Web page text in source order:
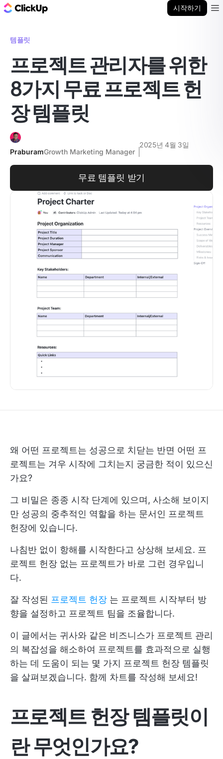
시작하기
템플릿
프로젝트 관리자를 위한
8가지 무료 프로젝트 헌
장 템플릿
PraburamGrowth Marketing Manager
2025년 4월 3일
무료 템플릿 받기
왜 어떤 프로젝트는 성공으로 치닫는 반면 어떤 프
로젝트는 겨우 시작에 그치는지 궁금한 적이 있으신
가요?
그 비밀은 종종 시작 단계에 있으며, 사소해 보이지
만 성공의 중추적인 역할을 하는 문서인 프로젝트
헌장에 있습니다.
나침반 없이 항해를 시작한다고 상상해 보세요. 프
로젝트 헌장 없는 프로젝트가 바로 그런 경우입니
다.
잘 작성된 프로젝트 헌장 는 프로젝트 시작부터 방
향을 설정하고 프로젝트 팀을 조율합니다.
이 글에서는 귀사와 같은 비즈니스가 프로젝트 관리
의 복잡성을 해소하여 프로젝트를 효과적으로 실행
하는 데 도움이 되는 몇 가지 프로젝트 헌장 템플릿
을 살펴보겠습니다. 함께 차트를 작성해 보세요!
프로젝트 헌장 템플릿이
란 무엇인가요?